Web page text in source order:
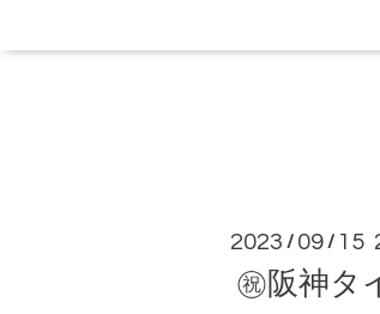
2023 / 09 / 15
㊗️阪神タ